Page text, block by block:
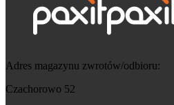
Adres magazynu zwrotów/odbioru:
Czachorowo 52